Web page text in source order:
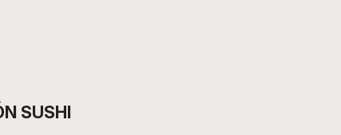
SUSHI